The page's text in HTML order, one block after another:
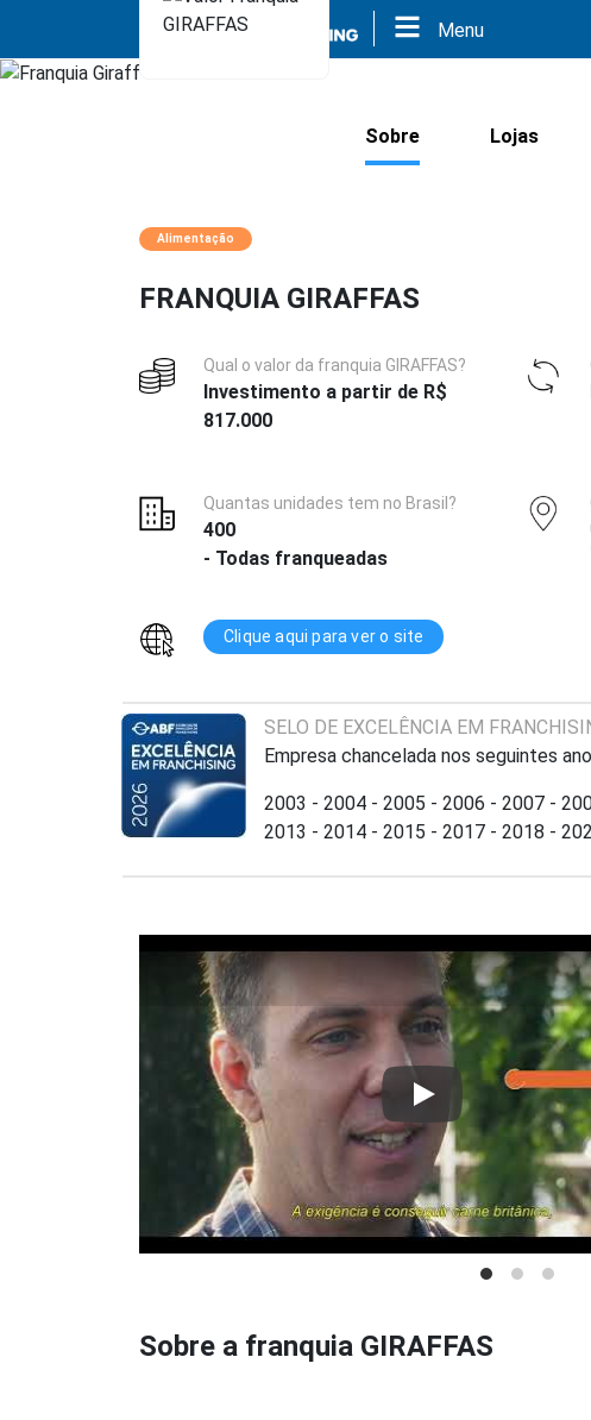
Menu
Sobre Lojas
Alimentação
FRANQUIA GIRAFFAS
Qual o valor da franquia GIRAFFAS?
Investimento a partir de R$
817.000
Quantas unidades tem no Brasil?
400
- Todas franqueadas
Clique aqui para ver o site
SELO DE EXCELÊNCIA EM
Empresa chancelada nos seguintes
2003 - 2004 - 2005 - 2006 - 2007 -
2013 - 2014 - 2015 - 2017 - 2018 -
Play
Sobre a franquia GIRAFFAS